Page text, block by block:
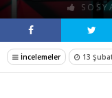
İncelemeler 13